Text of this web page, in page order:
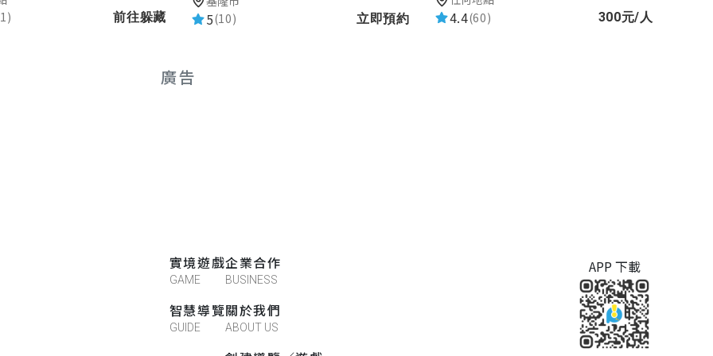
前往躲藏 5(10) 立即預約 4.4(60) 300元/人
廣告
實境遊戲
GAME
智慧導覽
GUIDE
企業合作
BUSINESS
關於我們
ABOUT US
APP 下載